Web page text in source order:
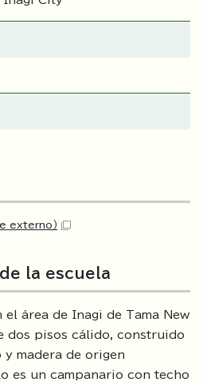
externo）
la escuela
el área de Inagi de Tama New
dos pisos cálido, construido
madera de origen
es un campanario con techo